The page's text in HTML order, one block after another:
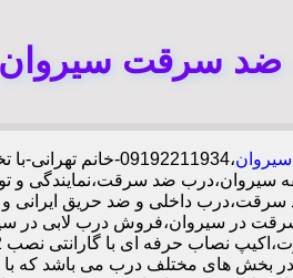
ضد سرقت سیروان
،09192211934-
سیروان،درب ضد سرقت،نمایندگی و
سرقت،درب داخلی و ضد حریق
در سیروان،فروش درب لابی در
در بخش های مختلف درب می باشد که